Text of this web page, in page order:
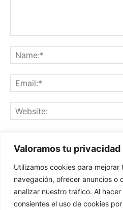
Valoramos tu privacidad
Utilizamos cookies para
navegación, ofrecer anuncios o
analizar nuestro tráfico. Al
consientes el uso de cookies
next time I comment.